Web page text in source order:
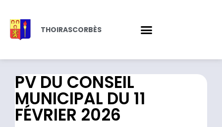
THOIRASCORBÈS
PV DU CONSEIL
MUNICIPAL DU 11
FÉVRIER 2026